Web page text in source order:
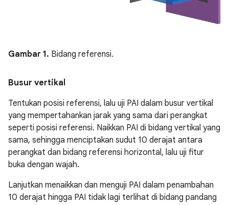
Gambar 1. Bidang referensi.
Busur vertikal
Tentukan posisi referensi, lalu uji PAI dalam busur vertikal
yang mempertahankan jarak yang sama dari perangkat
seperti posisi referensi. Naikkan PAI di bidang vertikal yang
sama, sehingga menciptakan sudut 10 derajat antara
perangkat dan bidang referensi horizontal, lalu uji fitur
buka dengan wajah.
Lanjutkan menaikkan dan menguji PAI dalam penambahan
10 derajat hingga PAI tidak lagi terlihat di bidang pandang